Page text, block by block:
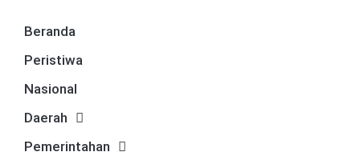
Beranda
Peristiwa
Nasional
Daerah
Pemerintahan